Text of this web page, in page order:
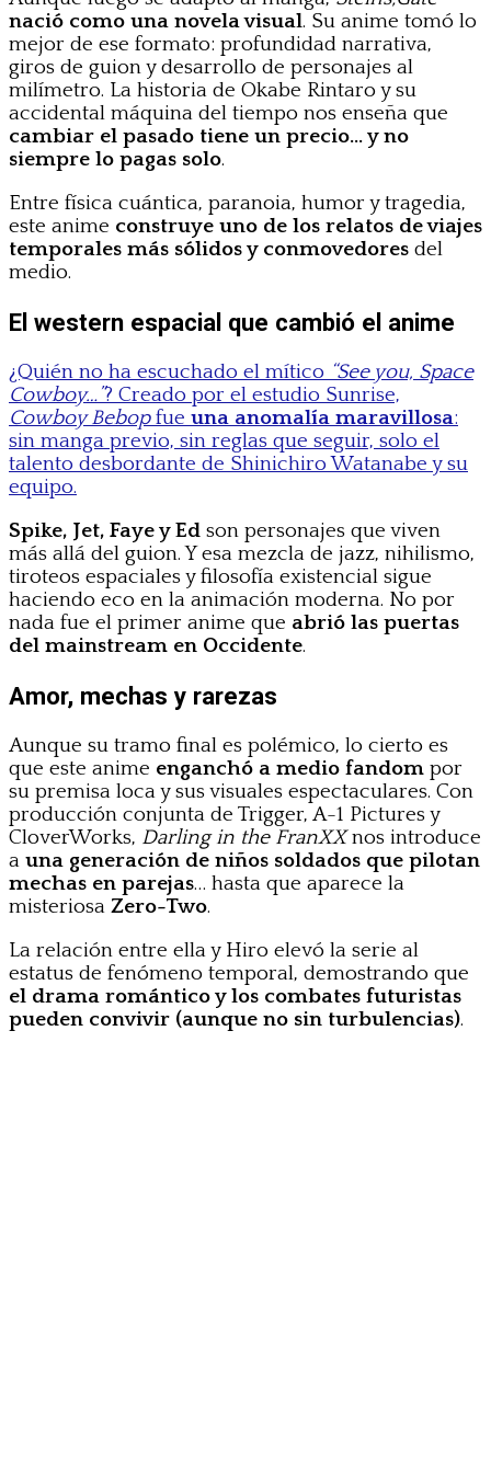
nació como una novela visual. Su anime tomó lo
mejor de ese formato: profundidad narrativa,
giros de guion y desarrollo de personajes al
milímetro. La historia de Okabe Rintaro y su
accidental máquina del tiempo nos enseña que
cambiar el pasado tiene un precio… y no
siempre lo pagas solo.
Entre física cuántica, paranoia, humor y tragedia,
este anime construye uno de los relatos de viajes
temporales más sólidos y conmovedores del
medio.
El western espacial que cambió el anime
¿Quién no ha escuchado el mítico “See you, Space
Cowboy…”? Creado por el estudio Sunrise,
Cowboy Bebopfue una anomalía maravillosa:
sin manga previo, sin reglas que seguir, solo el
talento desbordante de Shinichiro Watanabe y su
equipo.
Spike, Jet, Faye y Ed son personajes que viven
más allá del guion. Y esa mezcla de jazz, nihilismo,
tiroteos espaciales y filosofía existencial sigue
haciendo eco en la animación moderna. No por
nada fue el primer anime que abrió las puertas
del mainstream en Occidente.
Amor, mechas y rarezas
Aunque su tramo final es polémico, lo cierto es
que este anime enganchó a medio fandom por
su premisa loca y sus visuales espectaculares. Con
producción conjunta de Trigger, A-1 Pictures y
CloverWorks, Darling in the FranXXnos introduce
a una generación de niños soldados que pilotan
mechas en parejas… hasta que aparece la
misteriosa Zero-Two.
La relación entre ella y Hiro elevó la serie al
estatus de fenómeno temporal, demostrando que
el drama romántico y los combates futuristas
pueden convivir (aunque no sin turbulencias).